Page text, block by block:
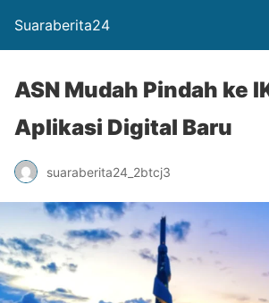
Suaraberita24
ASN Mudah Pindah ke
Aplikasi Digital Baru
suaraberita24_2btcj3